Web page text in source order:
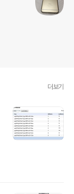
더보기